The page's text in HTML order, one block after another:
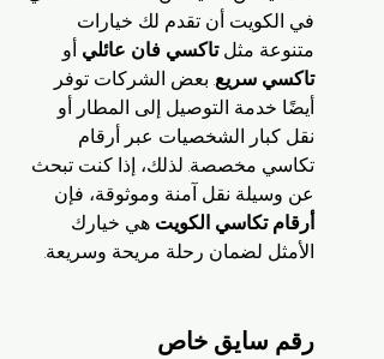
في الكويت أن تقدم لك خيارات
متنوعة مثل تاكسي فان عائلي أو
تاكسي سريع. بعض الشركات توفر
أيضًا خدمة التوصيل إلى المطار أو
نقل كبار الشخصيات عبر أرقام
تكاسي مخصصة. لذلك، إذا كنت تبحث
عن وسيلة نقل آمنة وموثوقة، فإن
أرقام تكاسي الكويت هي خيارك
الأمثل لضمان رحلة مريحة وسريعة.
رقم سايق خاص